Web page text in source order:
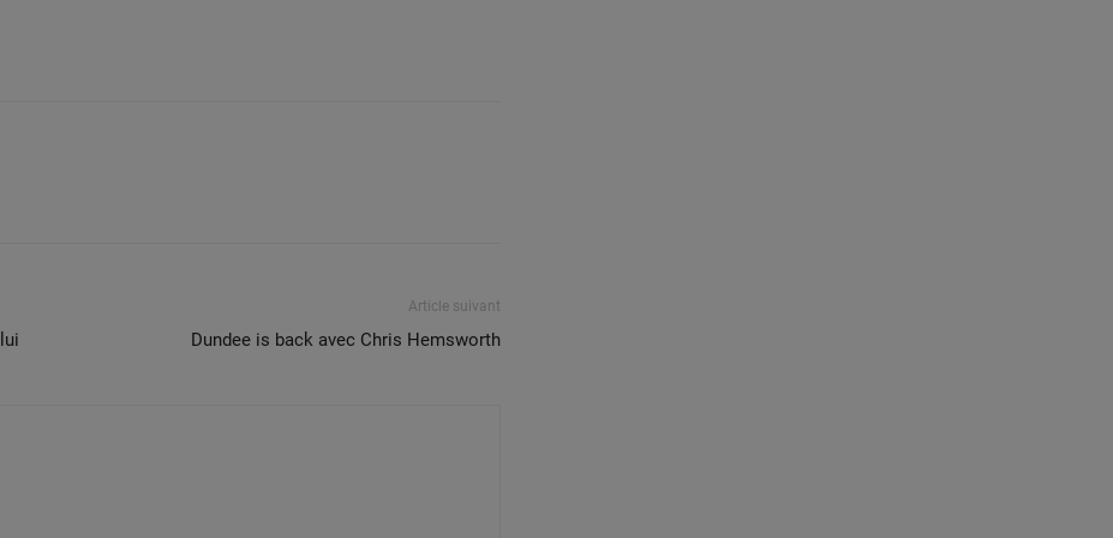
Article suivant
Dundee is back avec Chris Hemsworth